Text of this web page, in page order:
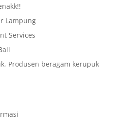
Lampung
Services
Produsen beragam kerupuk